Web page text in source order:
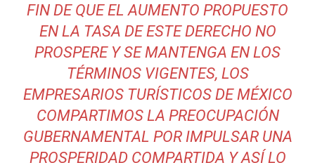
FIN DE QUE EL AUMENTO PROPUESTO
EN LA TASA DE ESTE DERECHO NO
PROSPERE Y SE MANTENGA EN LOS
TÉRMINOS VIGENTES, LOS
EMPRESARIOS TURÍSTICOS DE MÉXICO
COMPARTIMOS LA PREOCUPACIÓN
GUBERNAMENTAL POR IMPULSAR UNA
PROSPERIDAD COMPARTIDA Y ASÍ LO